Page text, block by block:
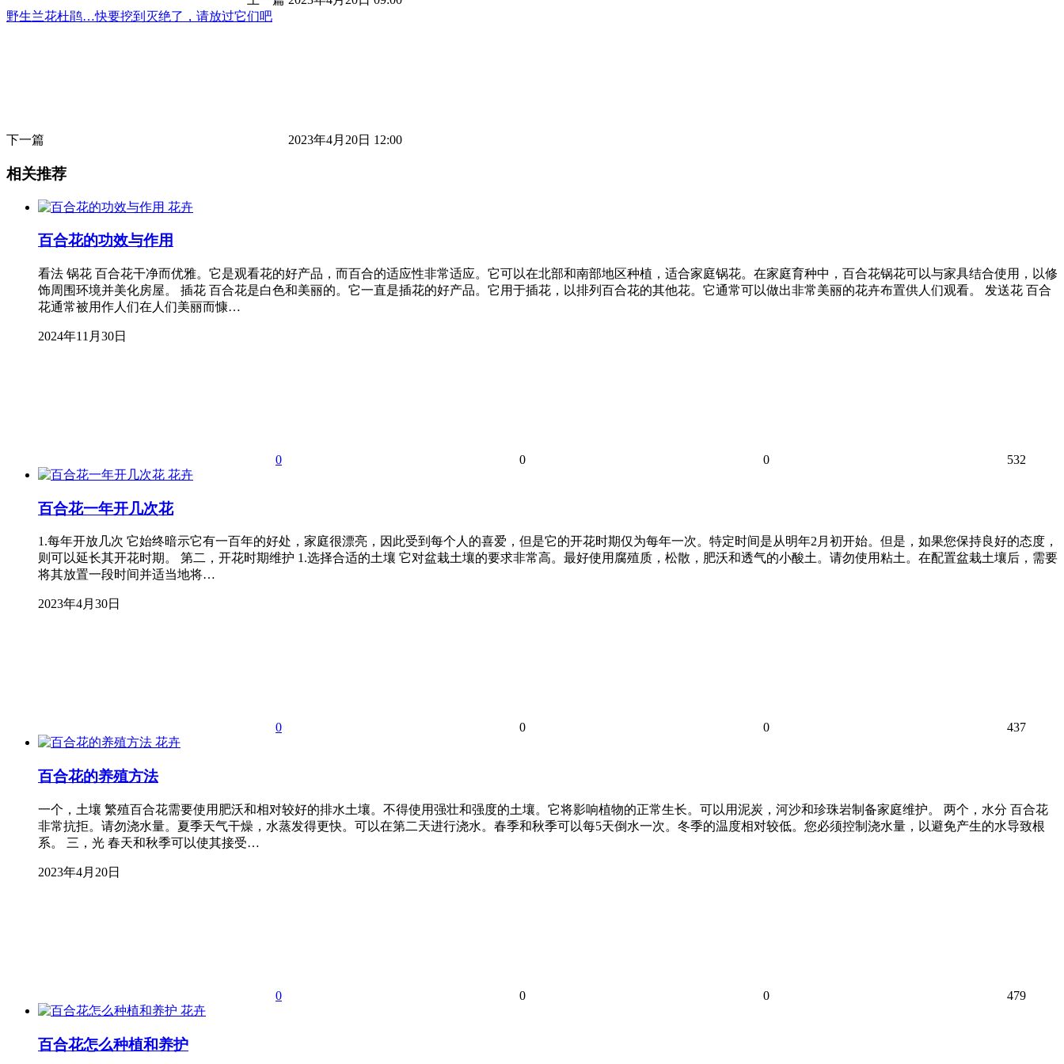
野生兰花杜鹃…快要挖到灭绝了，请放过它们吧
下一篇 2023年4月20日 12:00
相关推荐
花卉
百合花的功效与作用
看法 锅花 百合花干净而优雅。它是观看花的好产品，而百合的适应性非常适应。它可以在北部和南部地区种植，适合家庭锅花。在家庭育种中，百合花锅花可以与家具结合使用，以修
饰周围环境并美化房屋。 插花 百合花是白色和美丽的。它一直是插花的好产品。它用于插花，以排列百合花的其他花。它通常可以做出非常美丽的花卉布置供人们观看。 发送花 百合
花通常被用作人们在人们美丽而慷…
2024年11月30日
0 0 0
532
花卉
百合花一年开几次花
1.每年开放几次 它始终暗示它有一百年的好处，家庭很漂亮，因此受到每个人的喜爱，但是它的开花时期仅为每年一次。特定时间是从明年2月初开始。但是，如果您保持良好的态度，
则可以延长其开花时期。 第二，开花时期维护 1.选择合适的土壤 它对盆栽土壤的要求非常高。最好使用腐殖质，松散，肥沃和透气的小酸土。请勿使用粘土。在配置盆栽土壤后，需要
将其放置一段时间并适当地将…
2023年4月30日
0 0 0
437
花卉
百合花的养殖方法
一个，土壤 繁殖百合花需要使用肥沃和相对较好的排水土壤。不得使用强壮和强度的土壤。它将影响植物的正常生长。可以用泥炭，河沙和珍珠岩制备家庭维护。 两个，水分 百合花
非常抗拒。请勿浇水量。夏季天气干燥，水蒸发得更快。可以在第二天进行浇水。春季和秋季可以每5天倒水一次。冬季的温度相对较低。您必须控制浇水量，以避免产生的水导致根
系。 三，光 春天和秋季可以使其接受…
2023年4月20日
0 0 0
479
花卉
百合花怎么种植和养护